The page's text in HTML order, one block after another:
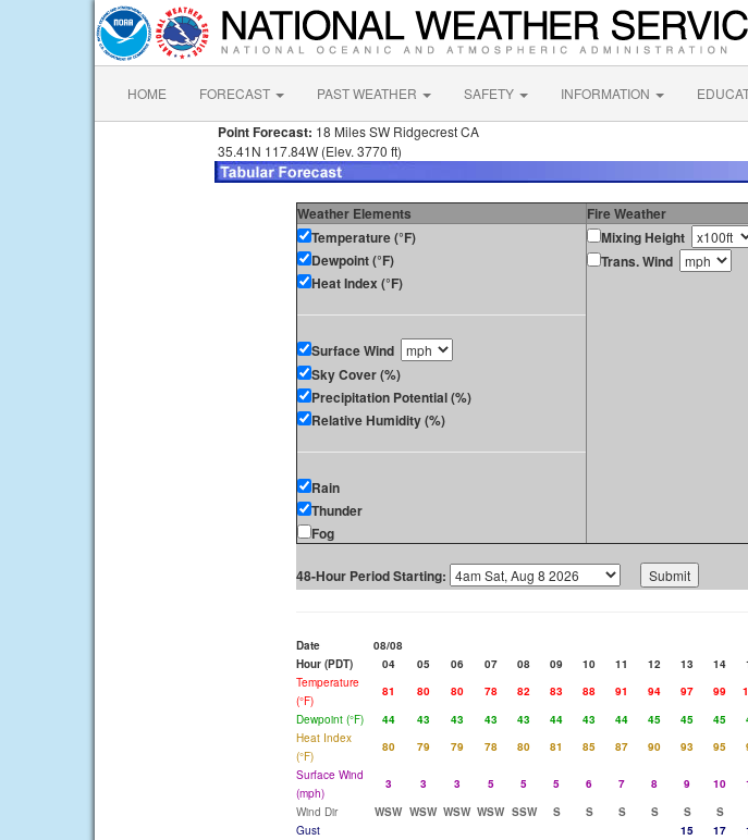
HOME FORECAST PAST WEATHER SAFETY INFORMATION
Point Forecast: 18 Miles SW Ridgecrest CA
35.41N 117.84W (Elev. 3770 ft)
Weather Elements
Fire Weather
Temperature (°F)
Dewpoint (°F)
Heat Index (°F)
Surface Wind
Sky Cover (%)
Precipitation Potential (%)
Relative Humidity (%)
Rain
Thunder
Fog
Mixing Height
Trans. Wind
48-Hour Period Starting:
Date 08/08
Hour (PDT)
04 05 06 07 08 09 10 11 12 13 14
Temperature
(°F)
81 80 80 78 82 83 88 91 94 97 99
Dewpoint (°F)
44 43 43 43 43 44 43 44 45 45 45
Heat Index
(°F)
80 79 79 78 80 81 85 87 90 93 95
Surface Wind
(mph)
3 3 3 5 5 5 6 7 8 9 10
Wind Dir
WSW WSW WSW WSW SSW S S S S S S
Gust
15 17